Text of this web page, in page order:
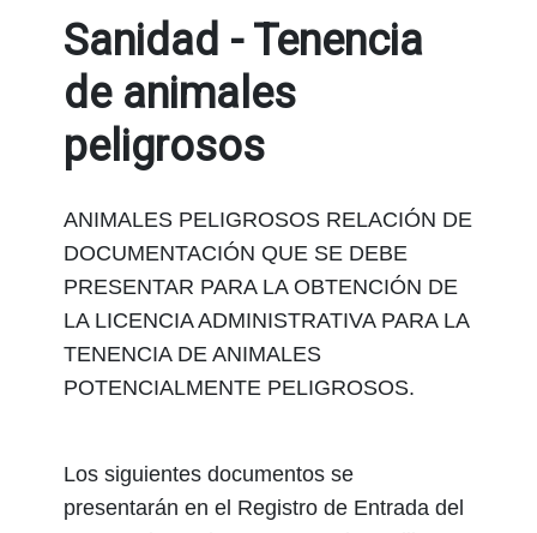
Sanidad - Tenencia
de animales
peligrosos
ANIMALES PELIGROSOS RELACIÓN DE
DOCUMENTACIÓN QUE SE DEBE
PRESENTAR PARA LA OBTENCIÓN DE
LA LICENCIA ADMINISTRATIVA PARA LA
TENENCIA DE ANIMALES
POTENCIALMENTE PELIGROSOS.
Los siguientes documentos se
presentarán en el Registro de Entrada del